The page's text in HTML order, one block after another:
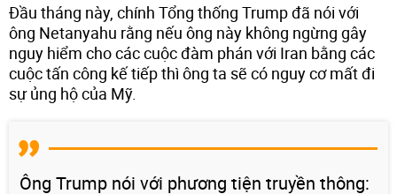
Đầu tháng này, chính Tổng thống Trump đã nói với
ông Netanyahu rằng nếu ông này không ngừng gây
nguy hiểm cho các cuộc đàm phán với Iran bằng các
cuộc tấn công kế tiếp thì ông ta sẽ có nguy cơ mất đi
sự ủng hộ của Mỹ.
Ông Trump nói với phương tiện truyền thông: